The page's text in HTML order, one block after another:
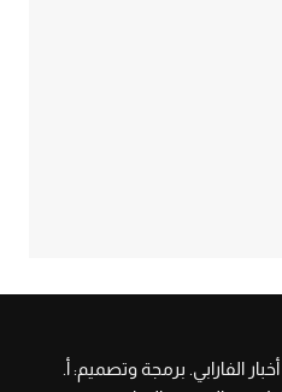
الحقوق محفوظة © 2026 أخبار الفارابي. برمجة وتصميم: أ.